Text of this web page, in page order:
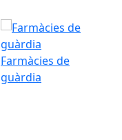
Farmàcies de
guàrdia